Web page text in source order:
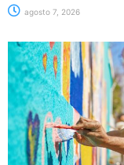
agosto 7, 2026